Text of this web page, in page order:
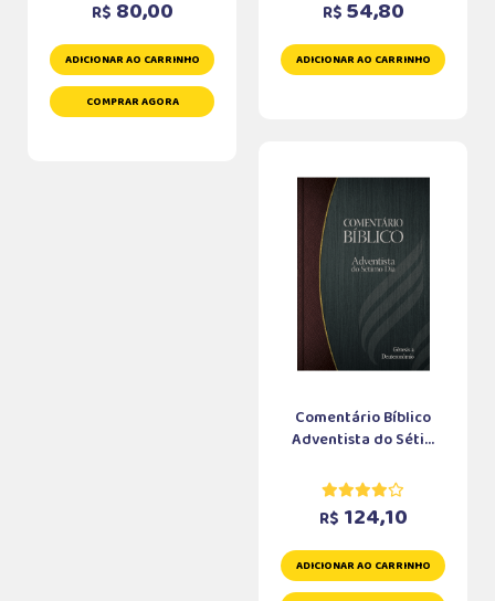
R$ 80,00
ADICIONAR AO CARRINHO
COMPRAR AGORA
R$ 54,80
ADICIONAR AO CARRINHO
Comentário Bíblico
Adventista do Séti...
R$ 124,10
ADICIONAR AO CARRINHO